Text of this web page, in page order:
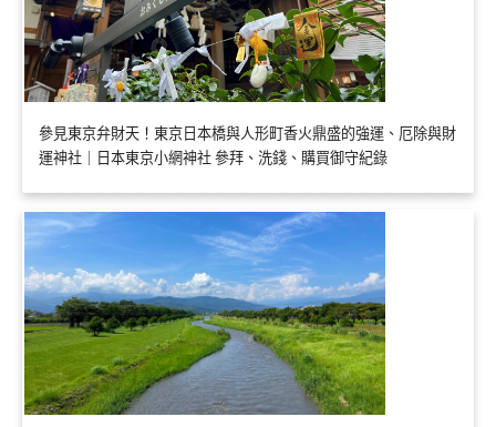
參見東京弁財天！東京日本橋與人形町香火鼎盛的強運、厄除與財
運神社｜日本東京小網神社 參拜、洗錢、購買御守紀錄